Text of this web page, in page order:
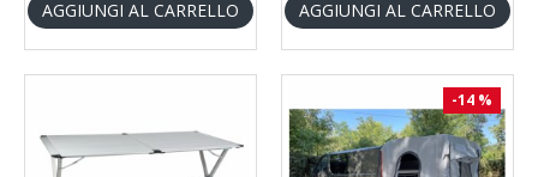
AGGIUNGI AL CARRELLO
AGGIUNGI AL CARRELLO
-14 %